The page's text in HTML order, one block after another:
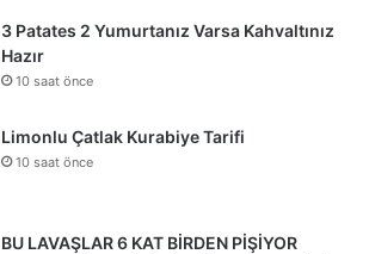
3 Patates 2 Yumurtanız Varsa Kahvaltınız
Hazır
10 saat önce
Limonlu Çatlak Kurabiye Tarifi
10 saat önce
BU LAVAŞLAR 6 KAT BİRDEN PİŞİYOR